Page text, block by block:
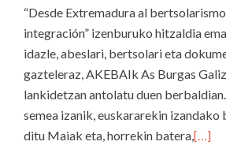
“Desde Extremadura al
integración” izenburuko hitzaldia
idazle, abeslari, bertsolari eta
gazteleraz, AKEBAIk As Burgas
lankidetzan antolatu duen
semea izanik, euskararekin izandako
ditu Maiak eta, horrekin batera,[…]